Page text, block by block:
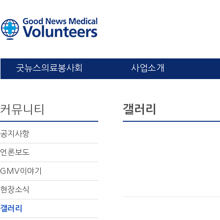
굿뉴스의료봉사회 사업소개
커뮤니티
공지사항
언론보도
GMV이야기
현장소식
갤러리
갤러리